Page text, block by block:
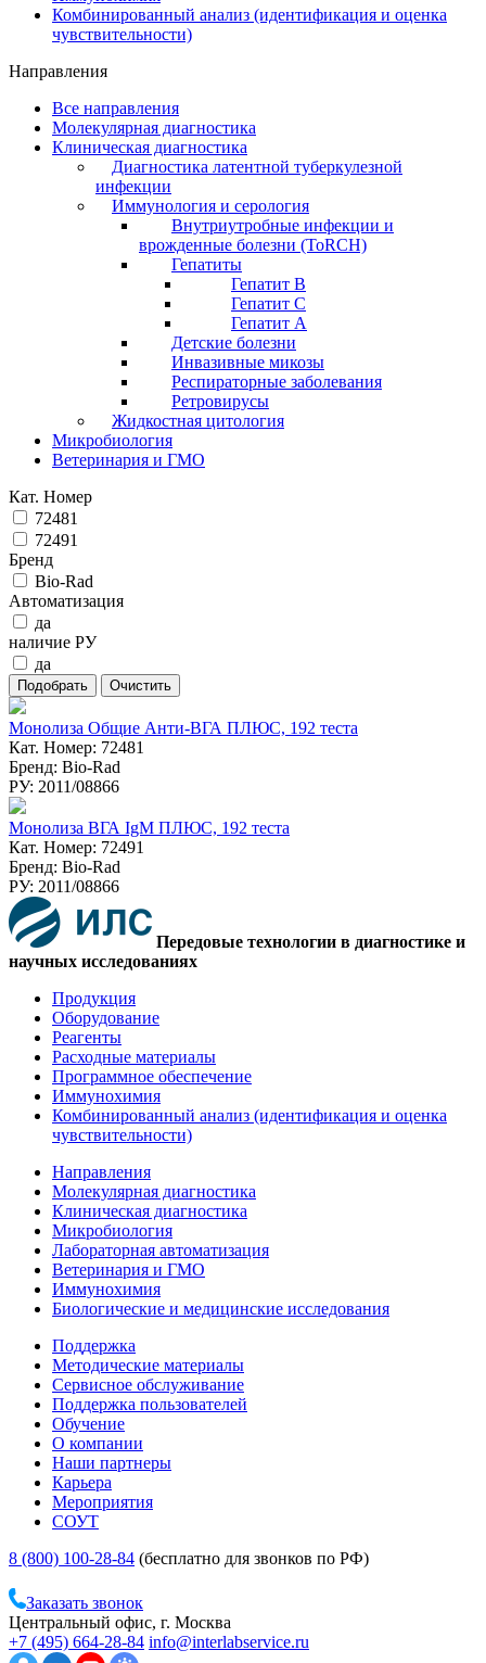
Комбинированный анализ (идентификация и оценка
чувствительности)
Направления
Все направления
Молекулярная диагностика
Клиническая диагностика
Диагностика латентной туберкулезной
инфекции
Иммунология и серология
Внутриутробные инфекции и
врожденные болезни (ToRCH)
Гепатиты
Гепатит B
Гепатит C
Гепатит А
Детские болезни
Инвазивные микозы
Респираторные заболевания
Ретровирусы
Жидкостная цитология
Микробиология
Ветеринария и ГМО
Кат. Номер
72481
72491
Бренд
Bio-Rad
Автоматизация
да
наличие РУ
да
Монолиза Общие Анти-ВГА ПЛЮС, 192 теста
Кат. Номер: 72481
Бренд: Bio-Rad
РУ: 2011/08866
Монолиза ВГА IgM ПЛЮС, 192 теста
Кат. Номер: 72491
Бренд: Bio-Rad
РУ: 2011/08866
Передовые технологии в диагностике и
научных исследованиях
Продукция
Оборудование
Реагенты
Расходные материалы
Программное обеспечение
Иммунохимия
Комбинированный анализ (идентификация и оценка
чувствительности)
Направления
Молекулярная диагностика
Клиническая диагностика
Микробиология
Лабораторная автоматизация
Ветеринария и ГМО
Иммунохимия
Биологические и медицинские исследования
Поддержка
Методические материалы
Сервисное обслуживание
Поддержка пользователей
Обучение
О компании
Наши партнеры
Карьера
Мероприятия
СОУТ
8 (800) 100-28-84 (бесплатно для звонков по РФ)
Заказать звонок
Центральный офис, г. Москва
+7 (495) 664-28-84 info@interlabservice.ru